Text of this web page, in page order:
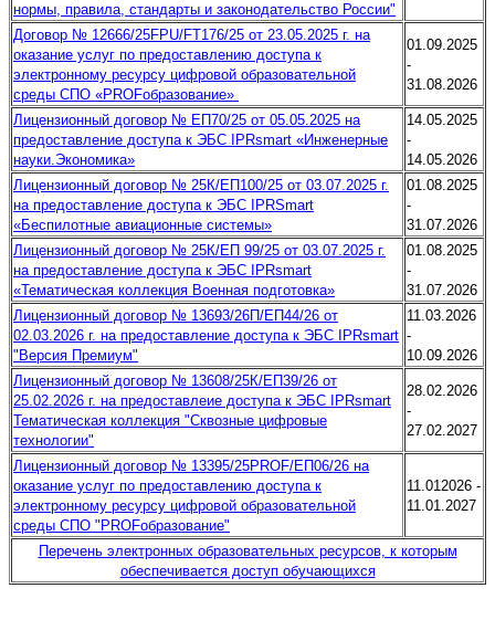
нормы, правила, стандарты и законодательство России"
Договор № 12666/25FPU/FT176/25 от 23.05.2025 г. на
оказание услуг по предоставлению доступа к
электронному ресурсу цифровой образовательной
среды СПО «PROFобразование»
01.09.2025
-
31.08.2026
Лицензионный договор № ЕП70/25 от 05.05.2025 на
предоставление доступа к ЭБС IPRsmart «Инженерные
науки.Экономика»
14.05.2025
-
14.05.2026
Лицензионный договор № 25К/ЕП100/25 от 03.07.2025 г.
на предоставление доступа к ЭБС IPRSmart
«Беспилотные авиационные системы»
01.08.2025
-
31.07.2026
Лицензионный договор № 25К/ЕП 99/25 от 03.07.2025 г.
на предоставление доступа к ЭБС IPRsmart
«Тематическая коллекция Военная подготовка»
01.08.2025
-
31.07.2026
Лицензионный договор № 13693/26П/ЕП44/26 от
02.03.2026 г. на предоставление доступа к ЭБС IPRsmart
"Версия Премиум"
11.03.2026
-
10.09.2026
Лицензионный договор № 13608/25К/ЕП39/26 от
25.02.2026 г. на предоставлеие доступа к ЭБС IPRsmart
Тематическая коллекция "Сквозные цифровые
технологии"
28.02.2026
-
27.02.2027
Лицензионный договор № 13395/25PROF/ЕП06/26 на
оказание услуг по предоставлению доступа к
электронному ресурсу цифровой образовательной
среды СПО "PROFобразование"
11.012026 -
11.01.2027
Перечень электронных образовательных ресурсов, к которым
обеспечивается доступ обучающихся